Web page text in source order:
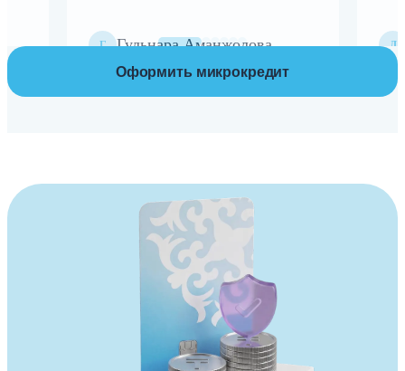
Г Гульнара Аманжолова Д
Оформить микрокредит